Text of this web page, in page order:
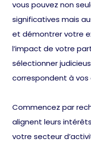
vous pouvez non
significatives mais
et démontrer votre
l’impact de votre
sélectionner
correspondent à
Commencez par
alignent leurs
votre secteur